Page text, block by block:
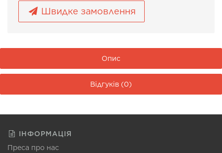
Швидке замовлення
Опис
Відгуків (0)
ІНФОРМАЦІЯ
Преса про нас